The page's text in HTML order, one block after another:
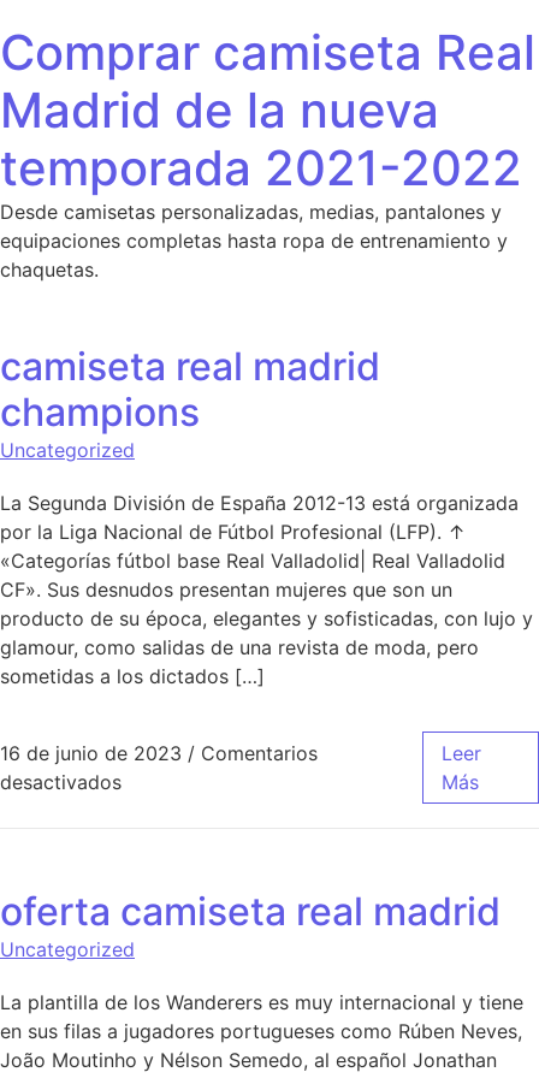
Comprar camiseta Real
Madrid de la nueva
temporada 2021-2022
Desde camisetas personalizadas, medias, pantalones y
equipaciones completas hasta ropa de entrenamiento y
chaquetas.
camiseta real madrid
champions
Uncategorized
La Segunda División de España 2012-13 está organizada
por la Liga Nacional de Fútbol Profesional (LFP). ↑
«Categorías fútbol base Real Valladolid| Real Valladolid
CF». Sus desnudos presentan mujeres que son un
producto de su época, elegantes y sofisticadas, con lujo y
glamour, como salidas de una revista de moda, pero
sometidas a los dictados […]
16 de junio de 2023 / Comentarios
desactivadosen camiseta real madrid champions
Leer
Más
oferta camiseta real madrid
Uncategorized
La plantilla de los Wanderers es muy internacional y tiene
en sus filas a jugadores portugueses como Rúben Neves,
João Moutinho y Nélson Semedo, al español Jonathan